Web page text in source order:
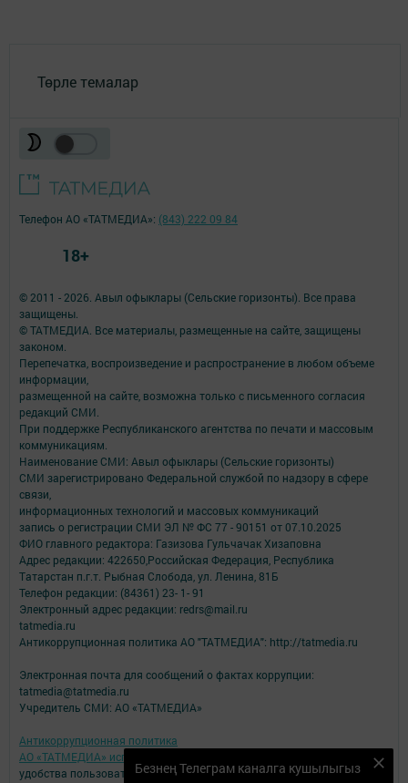
Төрле темалар
Безнең Телеграм каналга кушылыгыз
© 2011 - 2026. Авыл офыклары (Сельские горизонты). Все права
защищены.
© ТАТМЕДИА. Все материалы, размещенные на сайте, защищены
законом.
Перепечатка, воспроизведение и распространение в любом объеме
информации,
размещенной на сайте, возможна только с письменного согласия
редакций СМИ.
При поддержке Республиканского агентства по печати и массовым
коммуникациям.
Наименование СМИ: Авыл офыклары (Сельские горизонты)
СМИ зарегистрировано Федеральной службой по надзору в сфере
связи,
информационных технологий и массовых коммуникаций
запись о регистрации СМИ ЭЛ № ФС 77 - 90151 от 07.10.2025
ФИО главного редактора: Газизова Гульчачак Хизаповна
Адрес редакции: 422650,Российская Федерация, Республика
Татарстан п.г.т. Рыбная Слобода, ул. Ленина, 81Б
Телефон редакции: (84361) 23- 1- 91
Электронный адрес редакции: redrs@mail.ru
tatmedia.ru
Антикоррупционная политика АО "ТАТМЕДИА": http://tatmedia.ru
Электронная почта для сообщений о фактах коррупции:
tatmedia@tatmedia.ru
Учредитель СМИ: АО «ТАТМЕДИА»
Антикоррупционная политика
АО «ТАТМЕДИА» использует «cookie»
для персонализации сервисов и
удобства пользователей сайтом.
Телефон АО «ТАТМЕДИА»: (843) 222 09 84
18+